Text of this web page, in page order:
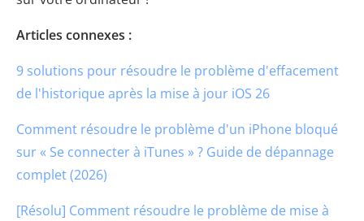
Articles connexes :
9 solutions pour résoudre le problème d'effacement
de l'historique après la mise à jour iOS 26
Comment résoudre le problème d'un iPhone bloqué
sur « Se connecter à iTunes » ? Guide de dépannage
complet (2026)
[Résolu] Comment résoudre le problème de mise à